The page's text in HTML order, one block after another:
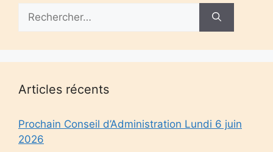
Articles récents
Prochain Conseil d’Administration Lundi 6 juin
2026